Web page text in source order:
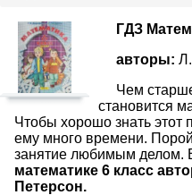
ГДЗ
авторы:
Чем
становится
Чтобы хорошо знать этот
ему много времени.
занятие любимым делом.
математике 6 класс
Петерсон.